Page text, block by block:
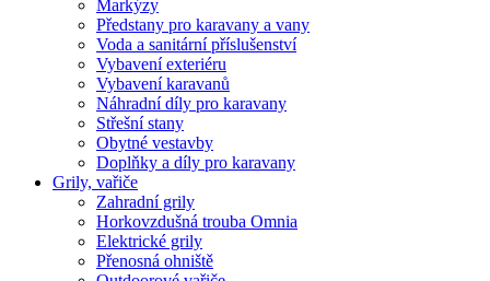
Markýzy
Předstany pro karavany a vany
Voda a sanitární příslušenství
Vybavení exteriéru
Vybavení karavanů
Náhradní díly pro karavany
Střešní stany
Obytné vestavby
Doplňky a díly pro karavany
Grily, vařiče
Zahradní grily
Horkovzdušná trouba Omnia
Elektrické grily
Přenosná ohniště